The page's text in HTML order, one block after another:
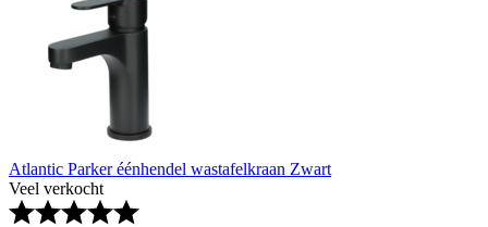
Atlantic Parker éénhendel wastafelkraan Zwart
Veel verkocht